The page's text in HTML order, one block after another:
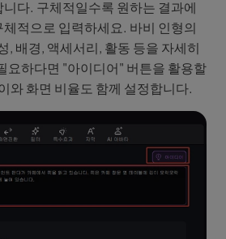
다. 구체적일수록 원하는 결과에
적으로 입력하세요. 바비 인형의
, 배경, 액세서리, 활동 등을 자세히
요하다면 "아이디어" 버튼을 활용할
와 화면 비율도 함께 설정합니다.